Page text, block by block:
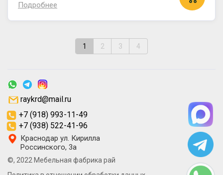
Подробнее
1 2 3 4
©, 2022 Мебельная фабрика рай
Краснодар ул. Кирилла
Россинского, 3а
+7 (918) 993-11-49
+7 (938) 522-41-96
raykrd@mail.ru